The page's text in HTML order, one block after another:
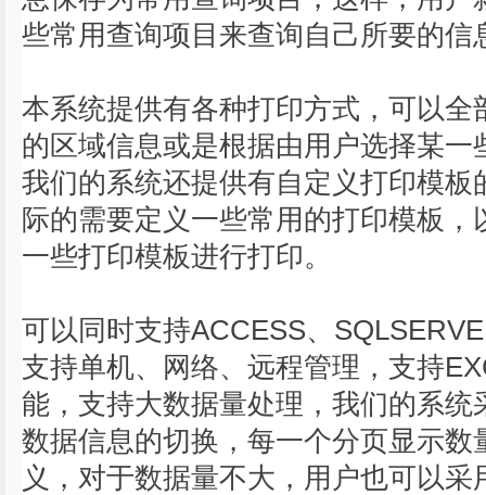
些常用查询项目来查询自己所要的信
本系统提供有各种打印方式，可以
的区域信息或是根据由用户选择某
我们的系统还提供有自定义打印模
际的需要定义一些常用的打印模板
一些打印模板进行打印。
可以同时支持ACCESS、
支持单机、网络、远程管理，支持
能，支持大数据量处理，我们的系
数据信息的切换，每一个分页显示数
义，对于数据量不大，用户也可以